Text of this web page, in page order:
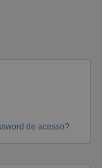
de acesso?